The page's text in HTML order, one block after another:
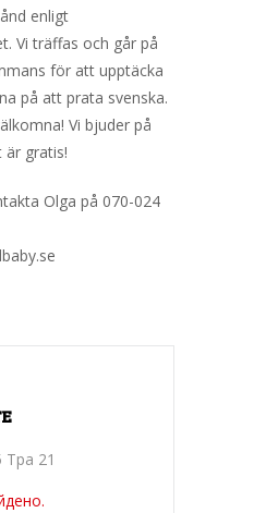
enligt
Vi träffas och går på
för att upptäcka
på att prata svenska.
Vi bjuder på
är gratis!
Olga på 070-024
Тра 21